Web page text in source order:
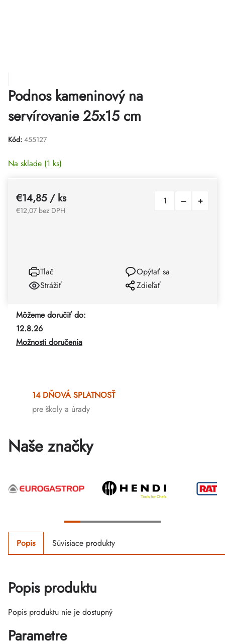
Podnos kameninový na
servírovanie 25x15 cm
Kód: 455127
Na sklade (1 ks)
Môžeme doručiť do:
12.8.26
Možnosti doručenia
€14,85/ ks
€12,07 bez DPH
Tlač
Opýtať sa
Strážiť
Zdieľať
14 DŇOVÁ SPLATNOSŤ
pre školy a úrady
Naše značky
Popis Súvisiace produkty
Popis produktu
Popis produktu nie je dostupný
Parametre